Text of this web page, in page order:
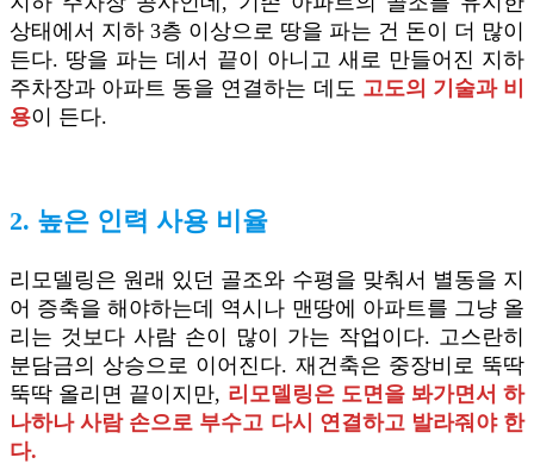
상태에서 지하 3층 이상으로 땅을 파는 건 돈이 더 많이
든다. 땅을 파는 데서 끝이 아니고 새로 만들어진 지하
주차장과 아파트 동을 연결하는 데도 고도의 기술과 비
용이 든다.
2. 높은 인력 사용 비율
리모델링은 원래 있던 골조와 수평을 맞춰서 별동을 지
어 증축을 해야하는데 역시나 맨땅에 아파트를 그냥 올
리는 것보다 사람 손이 많이 가는 작업이다. 고스란히
분담금의 상승으로 이어진다. 재건축은 중장비로 뚝딱
뚝딱 올리면 끝이지만, 리모델링은 도면을 봐가면서 하
나하나 사람 손으로 부수고 다시 연결하고 발라줘야 한
다.